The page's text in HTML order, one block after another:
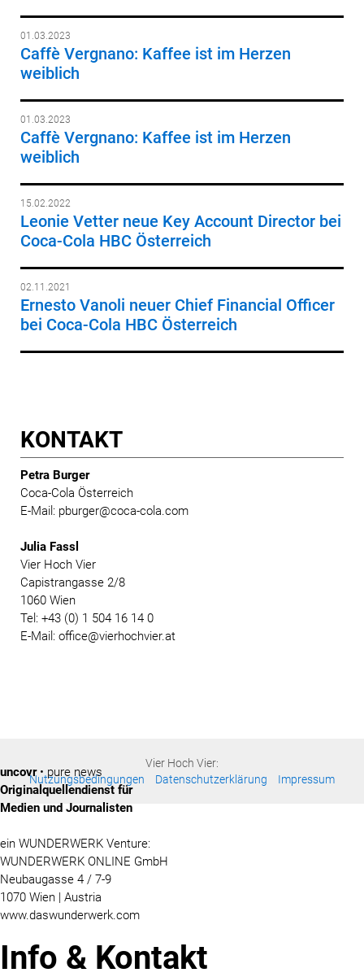
01.03.2023
Caffè Vergnano: Kaffee ist im Herzen
weiblich
01.03.2023
Caffè Vergnano: Kaffee ist im Herzen
weiblich
15.02.2022
Leonie Vetter neue Key Account Director bei
Coca-Cola HBC Österreich
02.11.2021
Ernesto Vanoli neuer Chief Financial Officer
bei Coca-Cola HBC Österreich
KONTAKT
Petra Burger
Coca-Cola Österreich
E-Mail: pburger@coca-cola.com
Julia Fassl
Vier Hoch Vier
Capistrangasse 2/8
1060 Wien
Tel: +43 (0) 1 504 16 14 0
E-Mail: office@vierhochvier.at
Vier Hoch Vier:
Nutzungsbedingungen
Datenschutzerklärung Impressum
uncovr• pure news
Originalquellendienst für
Medien und Journalisten
ein WUNDERWERK Venture:
WUNDERWERK ONLINE GmbH
Neubaugasse 4 / 7-9
1070 Wien | Austria
www.daswunderwerk.com
Info & Kontakt